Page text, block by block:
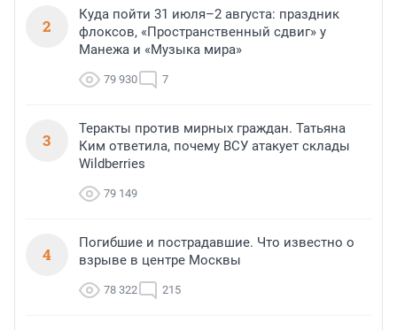
2
Куда пойти 31 июля–2 августа: праздник
флоксов, «Пространственный сдвиг» у
Манежа и «Музыка мира»
79 930 7
3
Теракты против мирных граждан. Татьяна
Ким ответила, почему ВСУ атакует склады
Wildberries
79 149
4
Погибшие и пострадавшие. Что известно о
взрыве в центре Москвы
78 322 215